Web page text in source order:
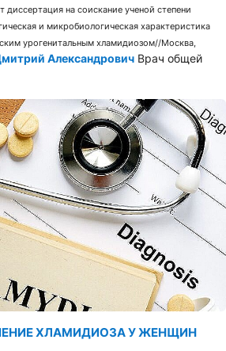
диссертация на соискание ученой степени
и микробиологическая характеристика
урогенитальным хламидиозом//Москва,
Александрович Врач общей
ХЛАМИДИОЗА У ЖЕНЩИН